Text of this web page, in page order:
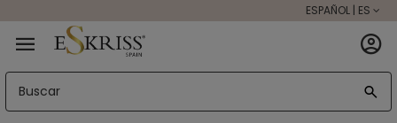
ESPAÑOL | ES